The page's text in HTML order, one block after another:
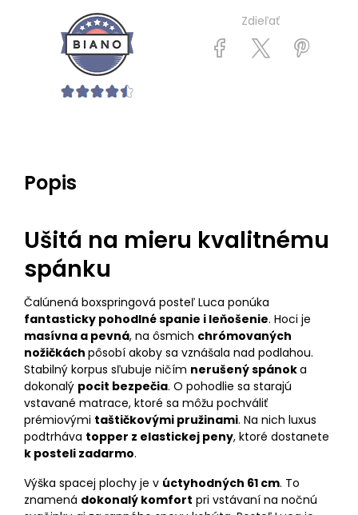
Zdieľať
Popis
Ušitá na mieru kvalitnému
spánku
Čalúnená boxspringová posteľ Luca ponúka
fantasticky pohodlné spanie i leňošenie. Hoci je
masívna a pevná, na ôsmich chrómovaných
nožičkách pôsobí akoby sa vznášala nad podlahou.
Stabilný korpus sľubuje ničím nerušený spánoka
dokonalý pocit bezpečia. O pohodlie sa starajú
vstavané matrace, ktoré sa môžu pochváliť
prémiovými taštičkovými pružinami. Na nich luxus
podtrháva topper z elastickej peny, ktoré dostanete
k posteli zadarmo.
Výška spacej plochy je v úctyhodných 61 cm. To
znamená dokonalý komfort pri vstávaní na nočnú